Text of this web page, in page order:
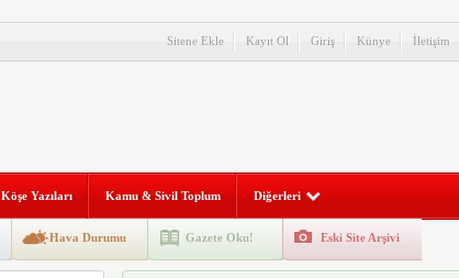
Sitene Ekle Kayıt Ol Giriş Künye İletişim
Köşe Yazıları Kamu & Sivil Toplum Diğerleri
Hava Durumu Gazete Oku! Eski Site Arşivi